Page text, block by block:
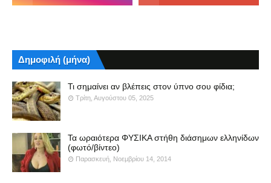
Δημοφιλή (μήνα)
Τι σημαίνει αν βλέπεις στον ύπνο σου φίδια;
Τρίτη, Αυγούστου 05, 2025
Τα ωραιότερα ΦΥΣΙΚΑ στήθη διάσημων ελληνίδων
(φωτό/βίντεο)
Παρασκευή, Νοεμβρίου 14, 2014